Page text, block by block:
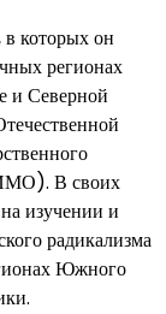
которых он
регионах
и Северной
В своих
изучении и
радикализма
Южного